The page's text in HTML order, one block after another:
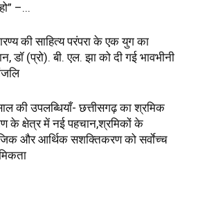
–...
की साहित्य परंपरा के एक युग का
डॉ (प्रो). बी. एल. झा को दी गई भावभीनी
की उपलब्धियाँ- छत्तीसगढ़ का श्रमिक
के क्षेत्र में नई पहचान,श्रमिकों के
और आर्थिक सशक्तिकरण को सर्वाेच्च